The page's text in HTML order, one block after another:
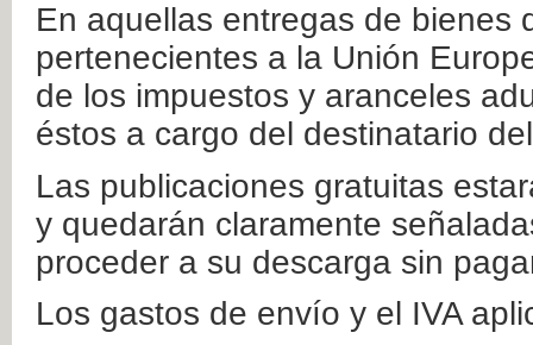
En aquellas entregas de bienes
pertenecientes a la Unión
de los impuestos y aranceles
éstos a cargo del destinatario
Las publicaciones gratuitas
y quedarán claramente
proceder a su descarga sin
Los gastos de envío y el IVA